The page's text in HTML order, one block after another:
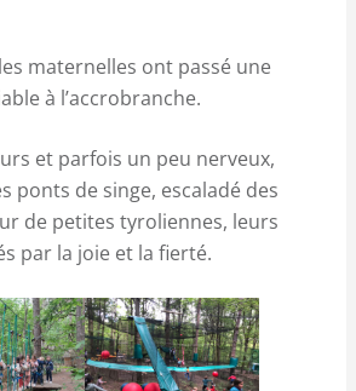
maternelles ont passé une
à l’accrobranche.
et parfois un peu nerveux,
ponts de singe, escaladé des
de petites tyroliennes, leurs
par la joie et la fierté.